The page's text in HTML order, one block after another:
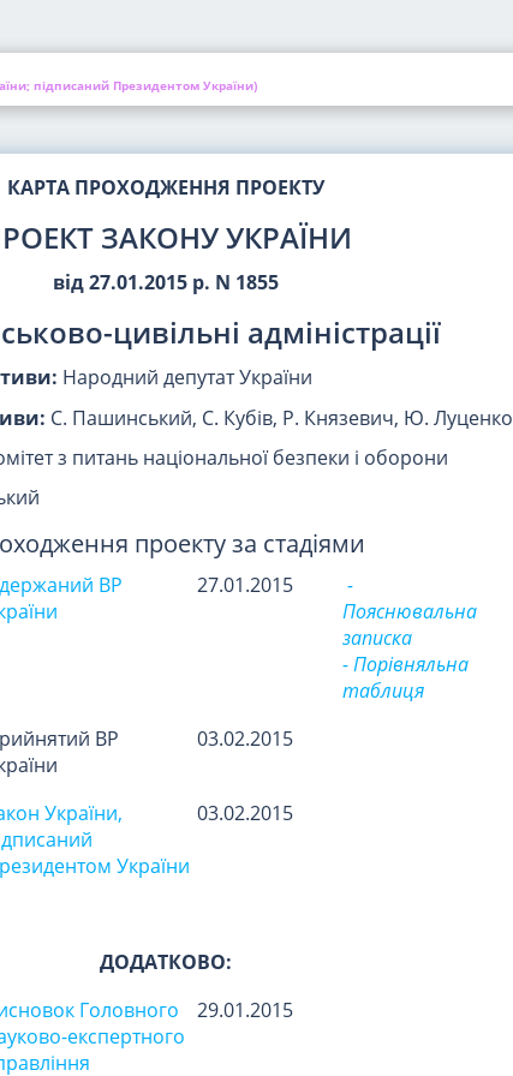
підписаний Президентом України)
КАРТА ПРОХОДЖЕННЯ ПРОЕКТУ
ЗАКОНУ УКРАЇНИ
від 27.01.2015 р. N 1855
цивільні адміністрації
Народний депутат України
С. Пашинський, С. Кубів, Р. Князевич, Ю. Луценко
з питань національної безпеки і оборони
проекту за стадіями
ВР
27.01.2015
-
Пояснювальна
записка
- Порівняльна
таблиця
ВР
03.02.2015
України,
України
03.02.2015
ДОДАТКОВО:
Головного
експертного
29.01.2015